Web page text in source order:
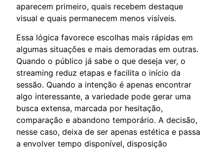
aparecem primeiro, quais recebem destaque
visual e quais permanecem menos visíveis.
Essa lógica favorece escolhas mais rápidas em
algumas situações e mais demoradas em outras.
Quando o público já sabe o que deseja ver, o
streaming reduz etapas e facilita o início da
sessão. Quando a intenção é apenas encontrar
algo interessante, a variedade pode gerar uma
busca extensa, marcada por hesitação,
comparação e abandono temporário. A decisão,
nesse caso, deixa de ser apenas estética e passa
a envolver tempo disponível, disposição